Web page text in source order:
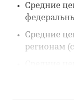
Средние
Средние
регионам
Средние